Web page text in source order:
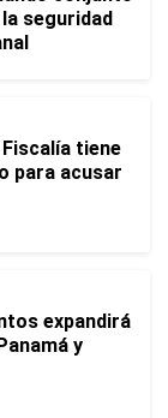
seguridad
tiene
para acusar
expandirá
y